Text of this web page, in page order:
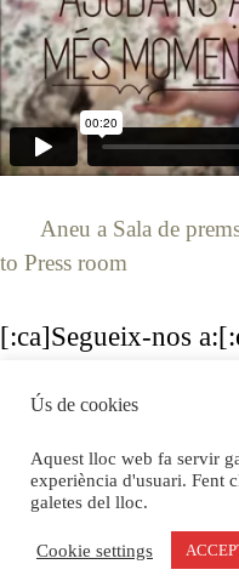
Aneu a Sala de
to Press room
[:ca]Segueix-nos
© 2026 El Jardinet
Ús de cookies
Aquest lloc web fa servir
experiència d'usuari. Fent
galetes del lloc.
Cookie settings